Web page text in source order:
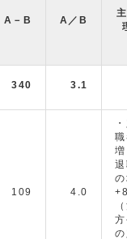
A－B A／B
340 3.1
109 4.0